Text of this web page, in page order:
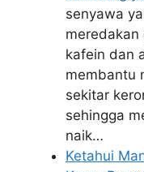
senyawa
meredakan
kafein dan
membantu
sekitar
sehingga
naik…
Ketahui